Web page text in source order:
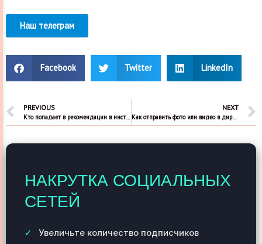
Наш телеграм
Facebook Twitter LinkedIn
PREVIOUS
Кто попадает в рекомендации в инстаграм и почему показываются эти люди
NEXT
Как отправить фото или видео в директ инстаграм
НАКРУТКА СОЦИАЛЬНЫХ
СЕТЕЙ
Увеличьте количество подписчиков